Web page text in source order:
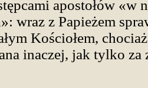
apostołów «w
wraz z Papieżem
Kościołem,
inaczej, jak tylko za